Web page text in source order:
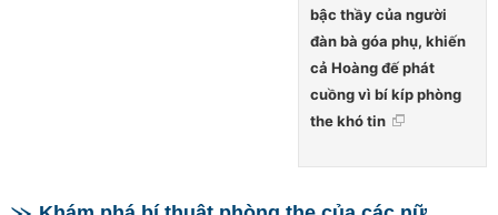
bậc thầy của người
đàn bà góa phụ, khiến
cả Hoàng đế phát
cuồng vì bí kíp phòng
the khó tin